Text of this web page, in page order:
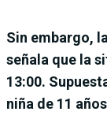
Sin embargo,
señala que la
13:00.
niña de 11